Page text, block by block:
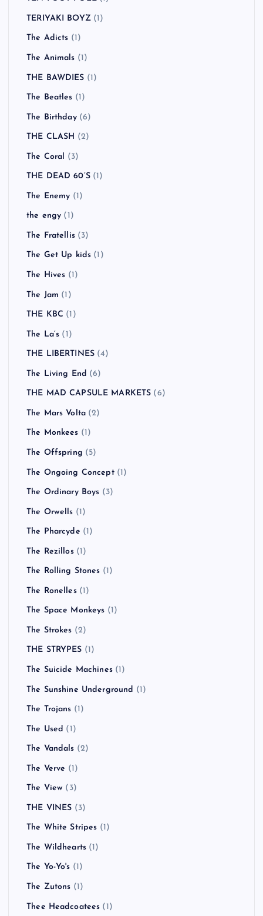
TERIYAKI BOYZ(1)
The Adicts (1)
The Animals (1)
THE BAWDIES (1)
The Beatles (1)
The Birthday(6)
THE CLASH (2)
The Coral (3)
THE DEAD 60’S(1)
The Enemy (1)
the engy (1)
The Fratellis(3)
The Get Up kids (1)
The Hives (1)
The Jam (1)
THE KBC (1)
The La’s (1)
THE LIBERTINES (4)
The Living End (6)
THE MAD CAPSULE MARKETS (6)
The Mars Volta (2)
The Monkees (1)
The Offspring (5)
The Ongoing Concept(1)
The Ordinary Boys (3)
The Orwells (1)
The Pharcyde (1)
The Rezillos(1)
The Rolling Stones (1)
The Ronelles(1)
The Space Monkeys (1)
The Strokes (2)
THE STRYPES (1)
The Suicide Machines(1)
The Sunshine Underground (1)
The Trojans (1)
The Used (1)
The Vandals (2)
The Verve (1)
The View (3)
THE VINES (3)
The White Stripes (1)
The Wildhearts (1)
The Yo-Yo's (1)
The Zutons (1)
Thee Headcoatees (1)